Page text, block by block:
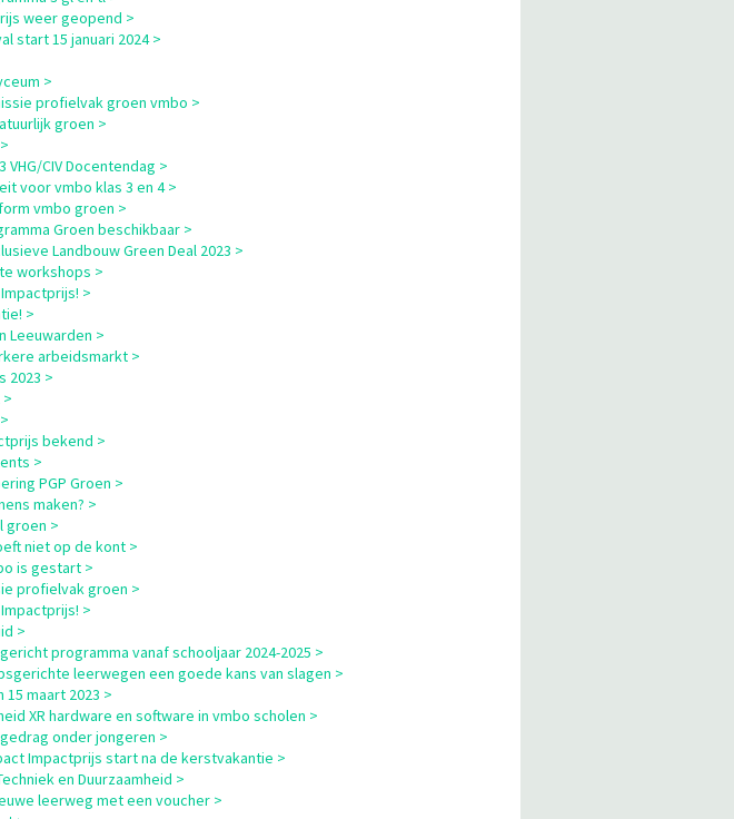
weer geopend >
start 15 januari 2024 >
>
profielvak groen vmbo >
groen >
CIV Docentendag >
voor vmbo klas 3 en 4 >
vmbo groen >
Groen beschikbaar >
Landbouw Green Deal 2023 >
workshops >
>
>
Leeuwarden >
arbeidsmarkt >
2023 >
bekend >
>
PGP Groen >
maken? >
groen >
niet op de kont >
is gestart >
profielvak groen >
>
>
programma vanaf schooljaar 2024-2025 >
leerwegen een goede kans van slagen >
maart 2023 >
XR hardware en software in vmbo scholen >
onder jongeren >
Impactprijs start na de kerstvakantie >
en Duurzaamheid >
leerweg met een voucher >